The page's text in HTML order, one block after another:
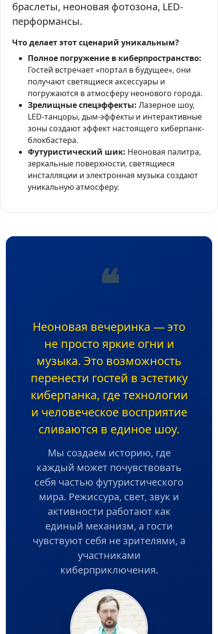
браслеты, неоновая фотозона, LED-
перформансы.
Что делает этот сценарий уникальным?
Полное погружение в киберпространство:
Гостей встречает «портал в будущее», они
получают светящиеся аксессуары и
погружаются в атмосферу неонового города.
Зрелищные спецэффекты: Лазерное шоу,
LED-танцоры, дым-эффекты и интерактивные
зоны создают эффект настоящего киберпанк-
блокбастера.
Футуристический шик: Неоновая палитра,
зеркальные поверхности, светящиеся
инсталляции и электронная музыка создают
уникальную атмосферу.
❝
Неоновая вечеринка — это
не просто яркие огни и
музыка. Это возможность
перенести гостей в эстетику
киберпанка, где технологии
и человеческое восприятие
сливаются в единое шоу.
Мы создаём историю, где
каждый может почувствовать
себя частью футуристического
мира. Режиссура, свет, звук и
активности работают как
единый механизм, а гости
чувствуют себя не зрителями, а
участниками
киберприключения.